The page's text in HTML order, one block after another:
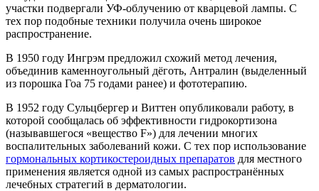
участки подвергали УФ-облучению от кварцевой лампы. С
тех пор подобные техники получила очень широкое
распространение.
В 1950 году Ингрэм предложил схожий метод лечения,
объединив каменноугольный дёготь, Антралин (выделенный
из порошка Гоа 75 годами ранее) и фототерапию.
В 1952 году Сульцбергер и Виттен опубликовали работу, в
которой сообщалась об эффективности гидрокортизона
(называвшегося «вещество F») для лечении многих
воспалительных заболеваний кожи. С тех пор использование
гормональных кортикостероидных препаратов для местного
применения является одной из самых распространённых
лечебных стратегий в дерматологии.